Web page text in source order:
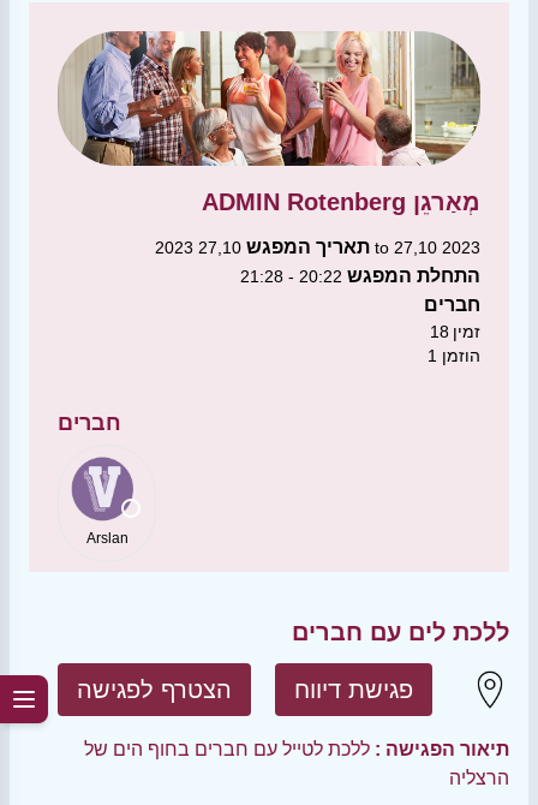
ADMIN Rotenberg מְאַרגֵן
תאריך המפגש 27,10 2023 to 27,10 2023
התחלת המפגש 20:22 - 21:28
חברים
18 זמין
1 הוזמן
חברים
Arslan
ללכת לים עם חברים
הצטרף לפגישה פגישת דיווח
תיאור הפגישה : ללכת לטייל עם חברים בחוף הים של
הרצליה